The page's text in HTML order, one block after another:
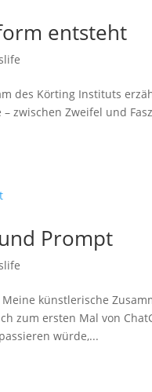
entsteht
des Körting Instituts
zwischen Zweifel und
Prompt
künstlerische
zum ersten Mal von
würde,...